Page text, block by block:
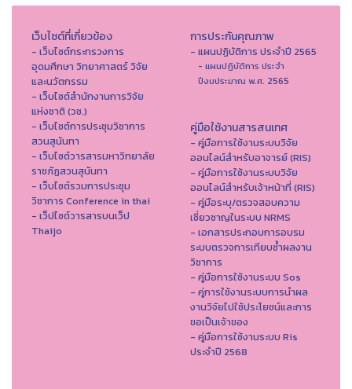
เว็บไซต์ที่เกี่ยวข้อง
- เว็บไซต์กระทรวงการ
อุดมศึกษา วิทยาศาสตร์ วิจัย
และนวัตกรรม
- เว็บไซต์สำนักงานการวิจัย
แห่งชาติ (วช.)
- เว็บไซต์การประชุมวิชาการ
สวนสุนันทา
- เว็บไซต์วารสารมหาวิทยาลัย
ราชภัฏสวนสุนันทา
- เว็บไซต์รวมการประชุม
วิชาการ Conference in thai
- เว็ปไซต์วารสารบนเว็ป
Thaijo
การประกันคุณภาพ
- แผนปฏิบัติการ ประจำปี 2565
- แผนปฏิบัติการ ประจำ
ปีงบประมาณ พ.ศ. 2565
คู่มือใช้งานสารสนเทศ
- คู่มือการใช้งานระบบวิจัย
ออนไลน์สำหรับอาจารย์ (RIS)
- คู่มือการใช้งานระบบวิจัย
ออนไลน์สำหรับเจ้าหน้าที่ (RIS)
- คู่มือระบุ/ตรวจสอบความ
เชี่ยวชาญในระบบ NRMS
- เอกสารประกอบการอบรม
ระบบตรวจการเทียบซ้ำผลงาน
วิชาการ
- คู่มือการใช้งานระบบ Sos
- คู่การใช้งานระบบการนำผล
งานวิจัยไปใช้ประโยชน์และการ
ขอเป็นเจ้าของ
- คู่มือการใช้งานระบบ Ris
ประจำปี 2568